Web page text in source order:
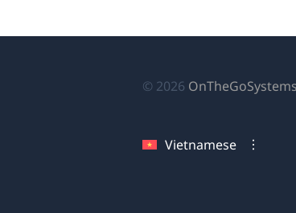
© 2026
Vietnamese